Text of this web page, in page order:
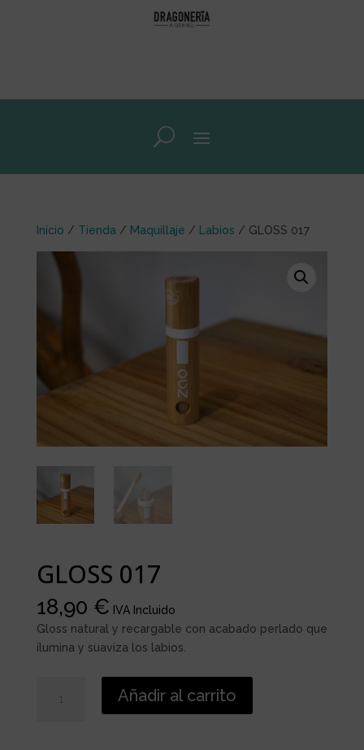
Inicio / Tienda / Maquillaje / Labios / GLOSS 017
GLOSS 017
18,90 € IVA Incluido
Gloss natural y recargable con acabado perlado que
ilumina y suaviza los labios.
Añadir al carrito